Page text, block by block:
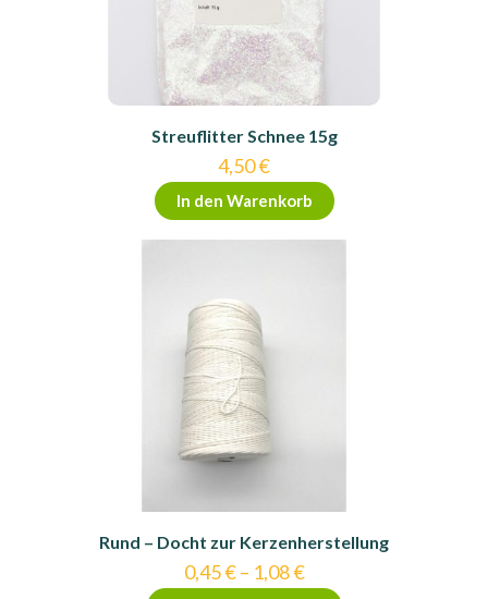
Streuflitter Schnee 15g
4,50€
In den Warenkorb
Rund – Docht zur Kerzenherstellung
0,45€– 1,08€
Dieses